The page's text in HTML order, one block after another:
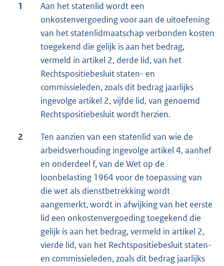
1
Aan het statenlid wordt een
onkostenvergoeding voor aan de uitoefening
van het statenlidmaatschap verbonden kosten
toegekend die gelijk is aan het bedrag,
vermeld in artikel 2, derde lid, van het
Rechtspositiebesluit staten- en
commissieleden, zoals dit bedrag jaarlijks
ingevolge artikel 2, vijfde lid, van genoemd
Rechtspositiebesluit wordt herzien.
2
Ten aanzien van een statenlid van wie de
arbeidsverhouding ingevolge artikel 4, aanhef
en onderdeel f, van de Wet op de
loonbelasting 1964 voor de toepassing van
die wet als dienstbetrekking wordt
aangemerkt, wordt in afwijking van het eerste
lid een onkostenvergoeding toegekend die
gelijk is aan het bedrag, vermeld in artikel 2,
vierde lid, van het Rechtspositiebesluit staten-
en commissieleden, zoals dit bedrag jaarlijks